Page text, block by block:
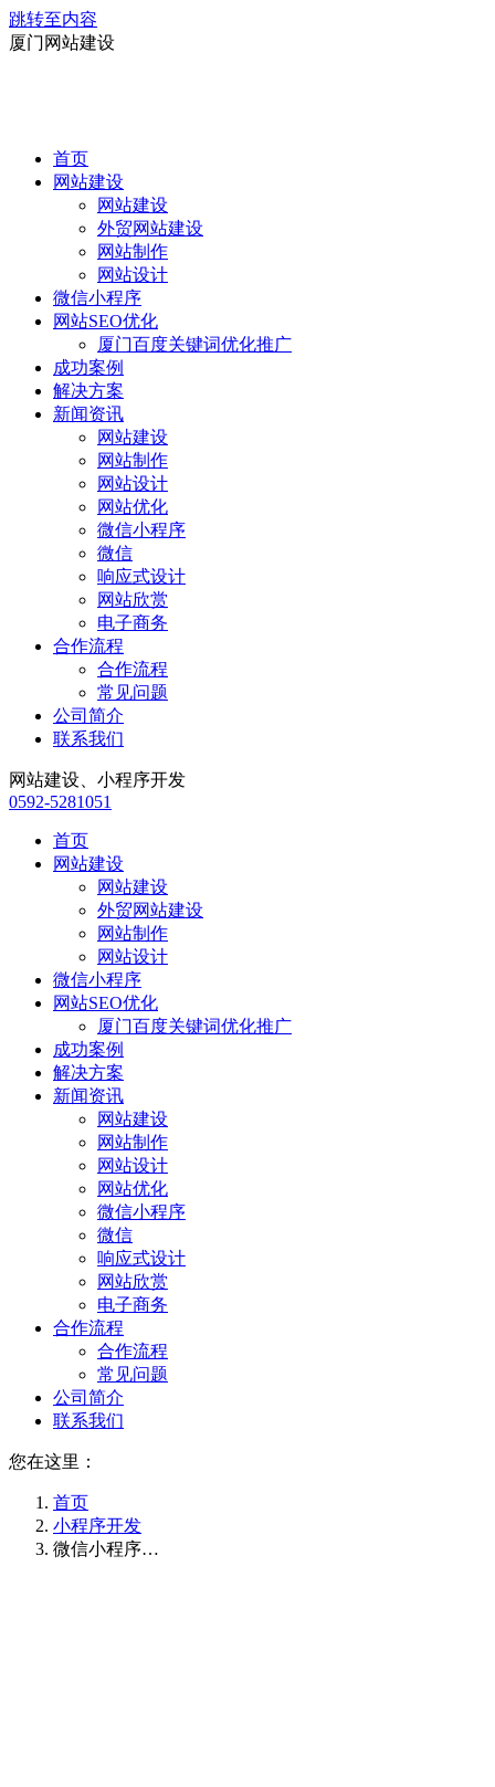
跳转至内容
厦门网站建设
首页
网站建设
网站建设
外贸网站建设
网站制作
网站设计
微信小程序
网站SEO优化
厦门百度关键词优化推广
成功案例
解决方案
新闻资讯
网站建设
网站制作
网站设计
网站优化
微信小程序
微信
响应式设计
网站欣赏
电子商务
合作流程
合作流程
常见问题
公司简介
联系我们
网站建设、小程序开发
0592-5281051
首页
网站建设
网站建设
外贸网站建设
网站制作
网站设计
微信小程序
网站SEO优化
厦门百度关键词优化推广
成功案例
解决方案
新闻资讯
网站建设
网站制作
网站设计
网站优化
微信小程序
微信
响应式设计
网站欣赏
电子商务
合作流程
合作流程
常见问题
公司简介
联系我们
您在这里：
首页
小程序开发
微信小程序…